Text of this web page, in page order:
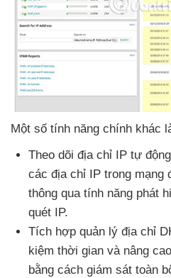
Một số tính năng chính khác
Theo dõi địa chỉ IP tự
các địa chỉ IP trong mạng
thông qua tính năng phát
quét IP.
Tích hợp quản lý địa chỉ
kiệm thời gian và nâng
bằng cách giám sát toàn